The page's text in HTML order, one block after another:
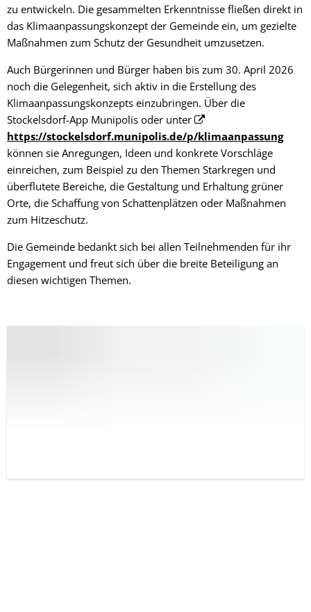
zu entwickeln. Die gesammelten Erkenntnisse fließen direkt in
das Klimaanpassungskonzept der Gemeinde ein, um gezielte
Maßnahmen zum Schutz der Gesundheit umzusetzen.
Auch Bürgerinnen und Bürger haben bis zum 30. April 2026
noch die Gelegenheit, sich aktiv in die Erstellung des
Klimaanpassungskonzepts einzubringen. Über die
Stockelsdorf-App Munipolis oder unter
https://stockelsdorf.munipolis.de/p/klimaanpassung
können sie Anregungen, Ideen und konkrete Vorschläge
einreichen, zum Beispiel zu den Themen Starkregen und
überflutete Bereiche, die Gestaltung und Erhaltung grüner
Orte, die Schaffung von Schattenplätzen oder Maßnahmen
zum Hitzeschutz.
Die Gemeinde bedankt sich bei allen Teilnehmenden für ihr
Engagement und freut sich über die breite Beteiligung an
diesen wichtigen Themen.